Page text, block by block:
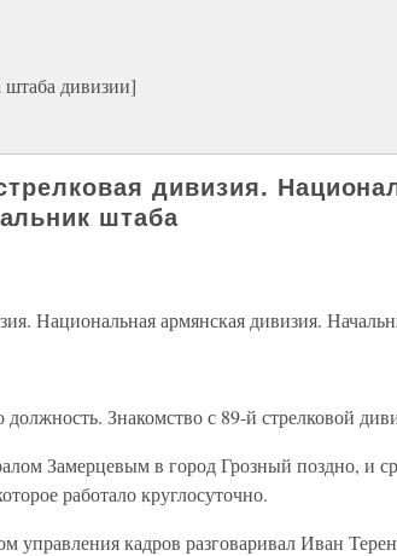
штаба дивизии]
дивизия.
штаба
Национальная армянская дивизия.
Знакомство с 89-й стрелковой
Замерцевым в город Грозный поздно, и
работало круглосуточно.
управления кадров разговаривал Иван